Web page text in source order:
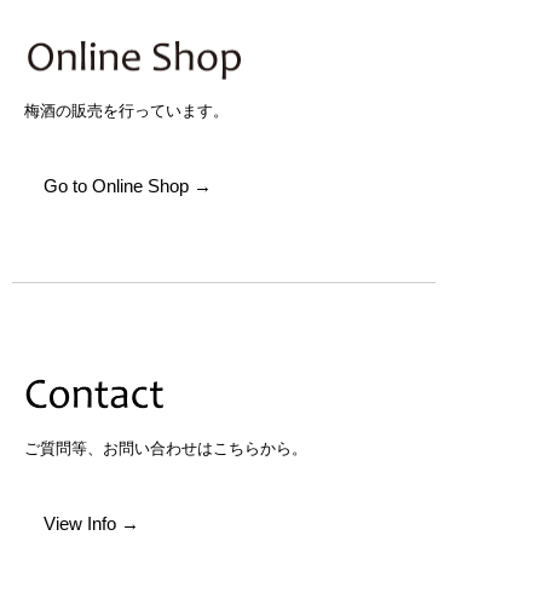
梅酒の販売を行っています。
Go to Online Shop →
ご質問等、お問い合わせはこちらから。
View Info →